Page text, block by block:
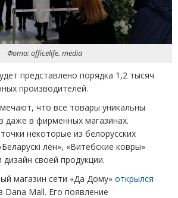
Фото: officelife. media
представлено порядка 1,2 тысяч
производителей.
что все товары уникальны
даже в фирменных магазинах.
некоторые из белорусских
Беларускі лён», «Витебские ковры»
своей продукции.
магазин сети «Да Дому» открылся
Dana Mall. Его появление